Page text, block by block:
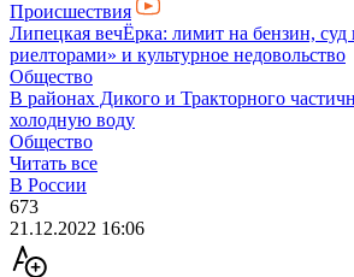
Происшествия
Липецкая вечЁрка: лимит на бензин,
риелторами» и культурное недовольство
Общество
В районах Дикого и Тракторного
холодную воду
Общество
Читать все
В России
673
21.12.2022 16:06